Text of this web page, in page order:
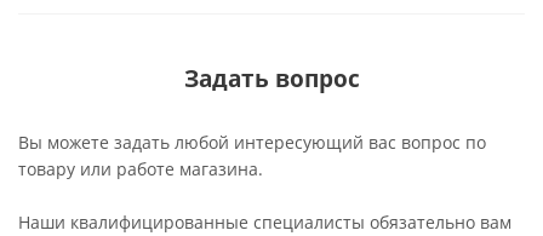
Задать вопрос
Вы можете задать любой интересующий вас вопрос по
товару или работе магазина.
Наши квалифицированные специалисты обязательно вам